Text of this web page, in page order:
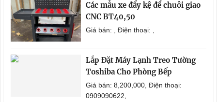
Các mẫu xe đẩy kệ để chuôi giao
CNC BT40,50
Giá bán: , Điện thoại: ,
Lắp Đặt Máy Lạnh Treo Tường
Toshiba Cho Phòng Bếp
Giá bán: 8,200,000, Điện thoại:
0909090622,